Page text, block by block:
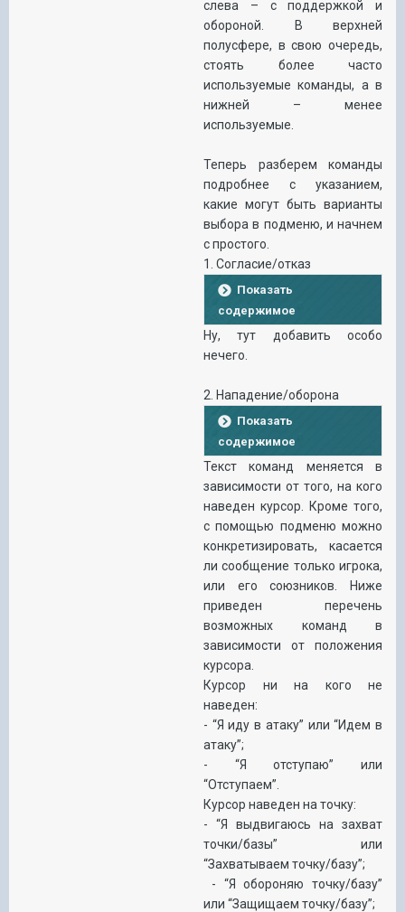
слева – с поддержкой и
обороной. В верхней
полусфере, в свою очередь,
стоять более часто
используемые команды, а в
нижней – менее
используемые.
Теперь разберем команды
подробнее с указанием,
какие могут быть варианты
выбора в подменю, и начнем
с простого.
1. Согласие/отказ
Показать
содержимое
Ну, тут добавить особо
нечего.
2. Нападение/оборона
Показать
содержимое
Текст команд меняется в
зависимости от того, на кого
наведен курсор. Кроме того,
с помощью подменю можно
конкретизировать, касается
ли сообщение только игрока,
или его союзников. Ниже
приведен перечень
возможных команд в
зависимости от положения
курсора.
Курсор ни на кого не
наведен:
- “Я иду в атаку” или “Идем в
атаку”;
- “Я отступаю” или
“Отступаем”.
Курсор наведен на точку:
- “Я выдвигаюсь на захват
точки/базы” или
“Захватываем точку/базу”;
- “Я обороняю точку/базу”
или “Защищаем точку/базу”;